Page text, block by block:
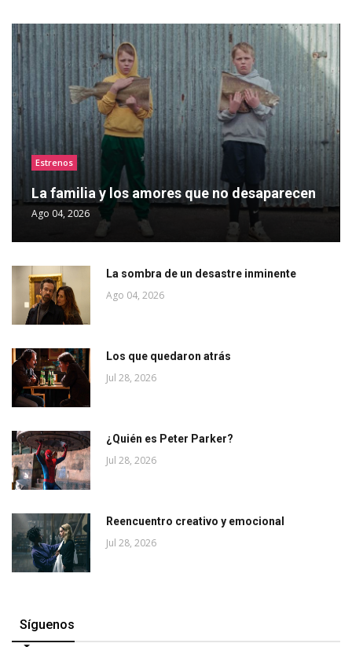
Estrenos
La familia y los amores que no desaparecen
Ago 04, 2026
La sombra de un desastre inminente
Ago 04, 2026
Los que quedaron atrás
Jul 28, 2026
¿Quién es Peter Parker?
Jul 28, 2026
Reencuentro creativo y emocional
Jul 28, 2026
Síguenos